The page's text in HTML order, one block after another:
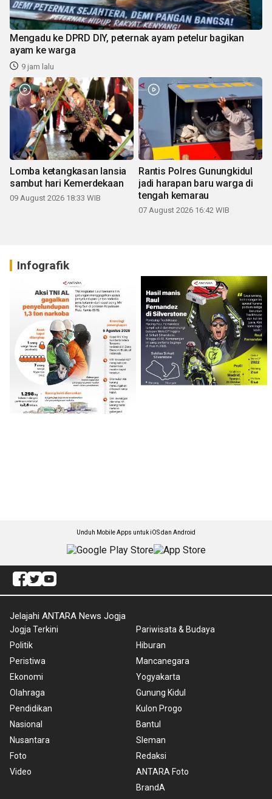
Mengadu ke DPRD DIY, peternak ayam petelur bagikan
ayam ke warga
9 jam lalu
Lomba ketangkasan lansia
sambut hari Kemerdekaan
09 August 2026 18:33 WIB
Rantis Polres Gunungkidul
jadi harapan baru warga di
tengah kemarau
07 August 2026 16:42 WIB
Infografik
Unduh Mobile Apps untuk iOS dan Android
Jelajahi ANTARA News Jogja
Jogja Terkini
Politik
Peristiwa
Ekonomi
Olahraga
Pendidikan
Nasional
Nusantara
Foto
Video
Pariwisata & Budaya
Hiburan
Mancanegara
Yogyakarta
Gunung Kidul
Kulon Progo
Bantul
Sleman
Redaksi
ANTARA Foto
BrandA